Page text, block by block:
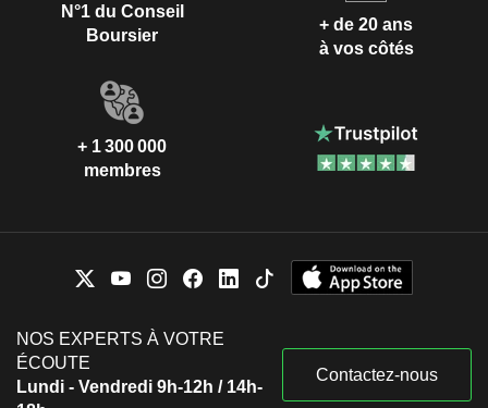
N°1 du Conseil
Boursier
+ de 20 ans
à vos côtés
+ 1 300 000
membres
NOS EXPERTS À VOTRE
ÉCOUTE
Lundi - Vendredi 9h-12h / 14h-
Contactez-nous